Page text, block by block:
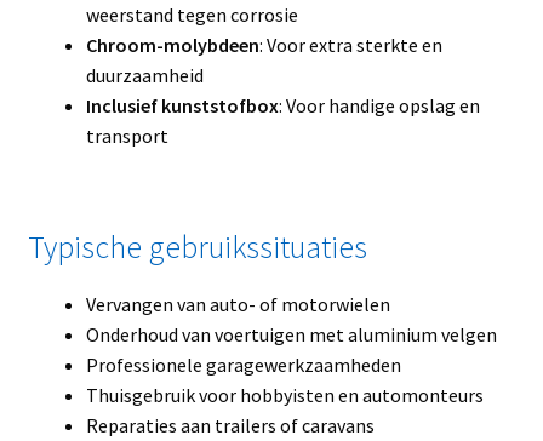
weerstand tegen corrosie
Chroom-molybdeen: Voor extra sterkte en
duurzaamheid
Inclusief kunststofbox: Voor handige opslag en
transport
Typische gebruikssituaties
Vervangen van auto- of motorwielen
Onderhoud van voertuigen met aluminium velgen
Professionele garagewerkzaamheden
Thuisgebruik voor hobbyisten en automonteurs
Reparaties aan trailers of caravans